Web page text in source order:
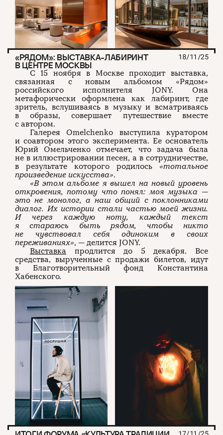
«РЯДОМ»: ВЫСТАВКА-ЛАБИРИНТ
В ЦЕНТРЕ МОСКВЫ
18/11/25
С 15 ноября в Москве проходит выставка,
связанная с новым альбомом «Рядом»
российского исполнителя JONY. Она
метафорически оформлена как лабиринт, где
зритель, вслушиваясь в музыку и всматриваясь
в образы, совершает путешествие вместе
с автором.
Галерея Omelchenko выступила куратором
и соавтором этого эксперимента. Ее основатель
Юрий Омельченко отмечает, что задача была
не в иллюстрировании песен, а в сотрудничестве,
в результате которого родилось «тотальное
произведение искусства».
«В этом альбоме я вышел на новый уровень
откровения, потому что понял: моя музыка —
это не монолог, а наш общий с поклонниками
диалог. Их истории стали частью моей жизни.
И через каждую ноту, каждый текст
я стараюсь быть рядом, чтобы никто
не чувствовал себя одиноким в своих
переживаниях», — делится JONY.
Выставка продлится до 5 декабря. Все
средства, вырученные с продажи билетов, идут
в Благотворительный фонд Константина
Хабенского.